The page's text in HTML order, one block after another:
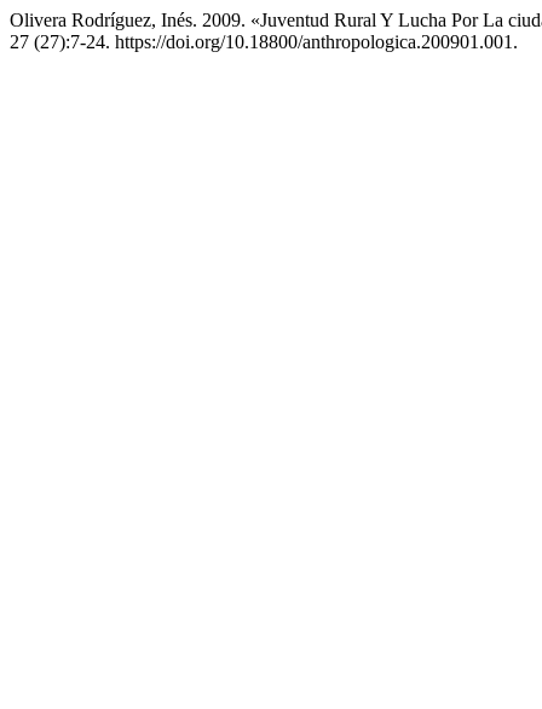
Olivera Rodríguez, Inés. 2009. «Juventud Rural Y Lucha Por La
27 (27):7-24. https://doi.org/10.18800/anthropologica.200901.001.